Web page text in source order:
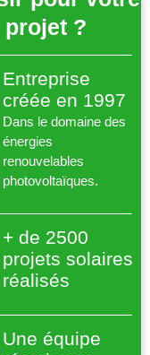
projet ?
Entreprise
créée en 1997
Dans le domaine des
énergies
renouvelables
photovoltaïques.
+ de 2500
projets solaires
réalisés
Une équipe